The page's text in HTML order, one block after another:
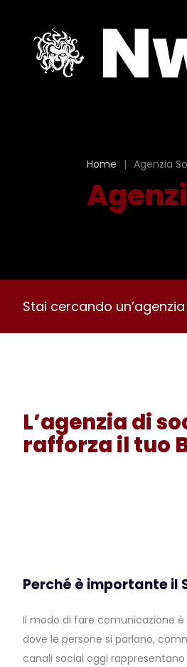
Home | Agenzia
Stai cercando
L’agenzia di
rafforza il tuo
Perché è importante il
Il modo di fare comunicazione
dove le persone si parlano,
canali social oggi